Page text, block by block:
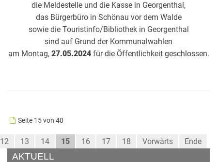
die Meldestelle und die Kasse in Georgenthal,
das Bürgerbüro in Schönau vor dem Walde
sowie die Touristinfo/Bibliothek in Georgenthal
sind auf Grund der Kommunalwahlen
am Montag, 27.05.2024für die Öffentlichkeit geschlossen.
Seite 15 von 40
12 13 14 15 16 17 18 Vorwärts Ende
AKTUELL